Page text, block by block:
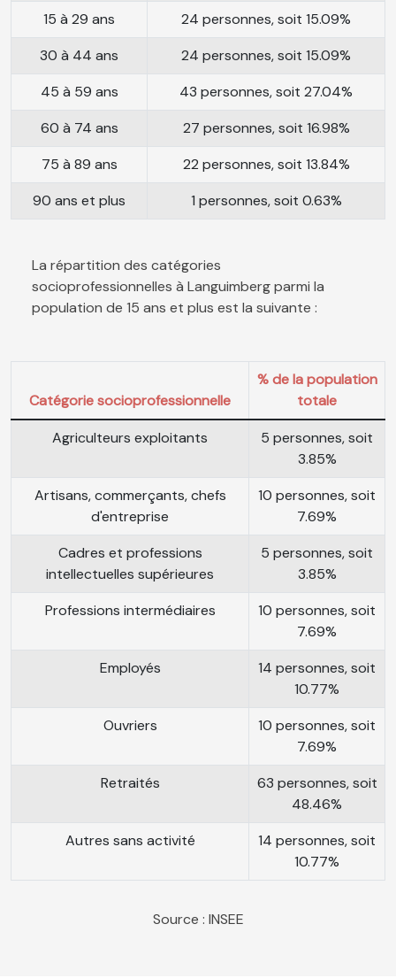
15 à 29 ans
24 personnes, soit 15.09%
30 à 44 ans
24 personnes, soit 15.09%
45 à 59 ans
43 personnes, soit 27.04%
60 à 74 ans
27 personnes, soit 16.98%
75 à 89 ans
22 personnes, soit 13.84%
90 ans et plus
1 personnes, soit 0.63%
La répartition des catégories
socioprofessionnelles à Languimberg parmi la
population de 15 ans et plus est la suivante :
Catégorie socioprofessionnelle
% de la population
totale
Agriculteurs exploitants
5 personnes, soit
3.85%
Artisans, commerçants, chefs
d'entreprise
10 personnes, soit
7.69%
Cadres et professions
intellectuelles supérieures
5 personnes, soit
3.85%
Professions intermédiaires
10 personnes, soit
7.69%
Employés
14 personnes, soit
10.77%
Ouvriers
10 personnes, soit
7.69%
Retraités
63 personnes, soit
48.46%
Autres sans activité
14 personnes, soit
10.77%
Source : INSEE